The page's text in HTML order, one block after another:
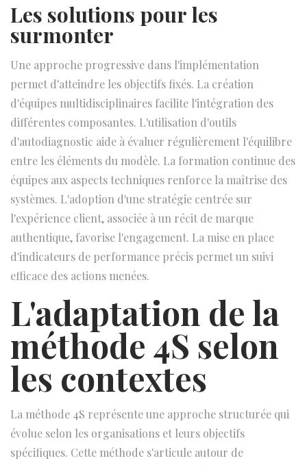
Les solutions pour les
surmonter
Une approche progressive dans l'implémentation
permet d'atteindre les objectifs fixés. La création
d'équipes multidisciplinaires facilite l'intégration des
différentes composantes. L'utilisation d'outils
d'autodiagnostic aide à évaluer régulièrement l'équilibre
entre les éléments du modèle. La formation continue des
équipes aux aspects techniques renforce la maîtrise des
systèmes. L'adoption d'une stratégie centrée sur
l'expérience client, associée à un récit de marque
authentique, favorise l'engagement. La mise en place
d'indicateurs de performance précis permet un suivi
efficace des actions menées.
L'adaptation de la
méthode 4S selon
les contextes
La méthode 4S représente une approche structurée qui
évolue selon les organisations et leurs objectifs
spécifiques. Cette méthode s'articule autour de